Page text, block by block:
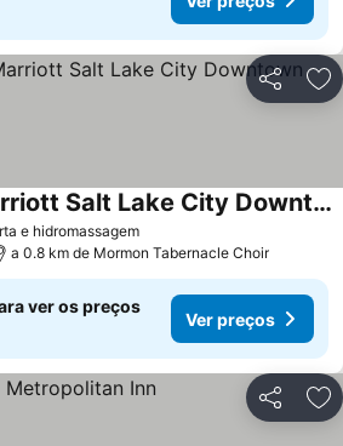
Partilhar
e hidromassagem
Courtyard by Marriott Salt Lake City Downtown
a 0.8 km de Mormon Tabernacle Choir
ver os preços
Ver preços
Partilhar